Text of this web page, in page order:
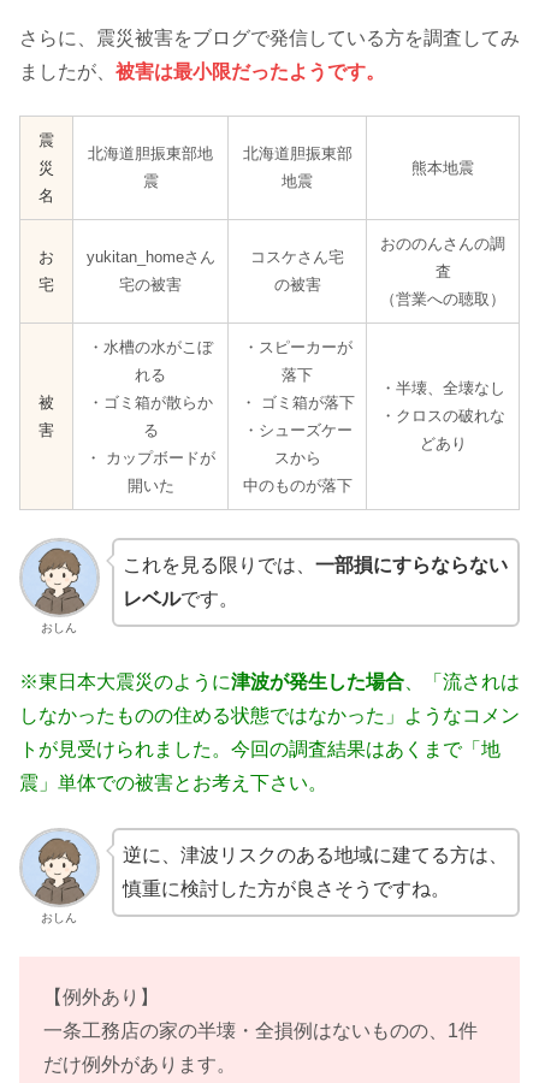
さらに、震災被害をブログで発信している方を調査してみ
ましたが、 被害は最小限だったようです。
震
災
名
北海道胆振東部地
震
北海道胆振東部
地震
熊本地震
お
宅
yukitan_homeさん
宅の被害
コスケさん宅
の被害
おののんさんの調
査
（営業への聴取）
被
害
・水槽の水がこぼ
れる
・ゴミ箱が散らか
る
・ カップボードが
開いた
・スピーカーが
落下
・ ゴミ箱が落下
・シューズケー
スから
中のものが落下
・半壊、全壊なし
・クロスの破れな
どあり
おしん
これを見る限りでは、 一部損にすらならない
レベルです。
※東日本大震災のように津波が発生した場合 、「流されは
しなかったものの住める状態ではなかった」ようなコメン
トが見受けられました。今回の調査結果はあくまで「地
震」単体での被害とお考え下さい。
おしん
逆に、津波リスクのある地域に建てる方は、
慎重に検討した方が良さそうですね。
【例外あり】
一条工務店の家の半壊・全損例はないものの、1件
だけ例外があります。